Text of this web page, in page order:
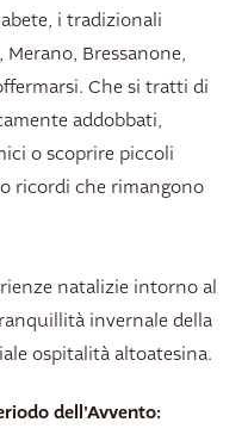
i tradizionali
Bressanone,
Che si tratti di
addobbati,
o scoprire piccoli
ricordi che rimangono
natalizie intorno al
invernale della
ospitalità altoatesina.
dell'Avvento: